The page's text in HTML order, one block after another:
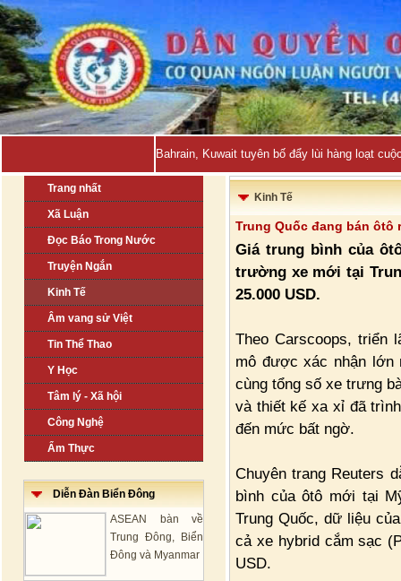
Bahrain, Kuwait tuyên bố đẩy lùi hàng loạt
Trang nhất
Xã Luận
Đọc Báo Trong Nước
Truyện Ngắn
Kinh Tế
Âm vang sử Việt
Tin Thể Thao
Y Học
Tâm lý - Xã hội
Công Nghệ
Ẩm Thực
Diễn Đàn Biển Đông
ASEAN bàn về
Trung Đông, Biển
Đông và Myanmar
Kinh Tế
Trung Quốc đang bán ôtô
Giá trung bình của
trường xe mới tại
25.000 USD.
Theo Carscoops, triển
mô được xác nhận lớn
cùng tổng số xe trưng
và thiết kế xa xỉ đã
đến mức bất ngờ.
Chuyên trang Reuters
bình của ôtô mới tại
Trung Quốc, dữ liệu
cả xe hybrid cắm sạc
USD.